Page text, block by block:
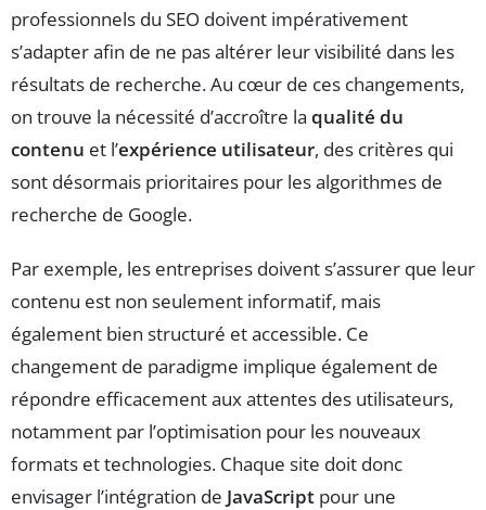
professionnels du SEO doivent impérativement
s’adapter afin de ne pas altérer leur visibilité dans les
résultats de recherche. Au cœur de ces changements,
on trouve la nécessité d’accroître la qualité du
contenu et l’expérience utilisateur, des critères qui
sont désormais prioritaires pour les algorithmes de
recherche de Google.
Par exemple, les entreprises doivent s’assurer que leur
contenu est non seulement informatif, mais
également bien structuré et accessible. Ce
changement de paradigme implique également de
répondre efficacement aux attentes des utilisateurs,
notamment par l’optimisation pour les nouveaux
formats et technologies. Chaque site doit donc
envisager l’intégration de JavaScript pour une